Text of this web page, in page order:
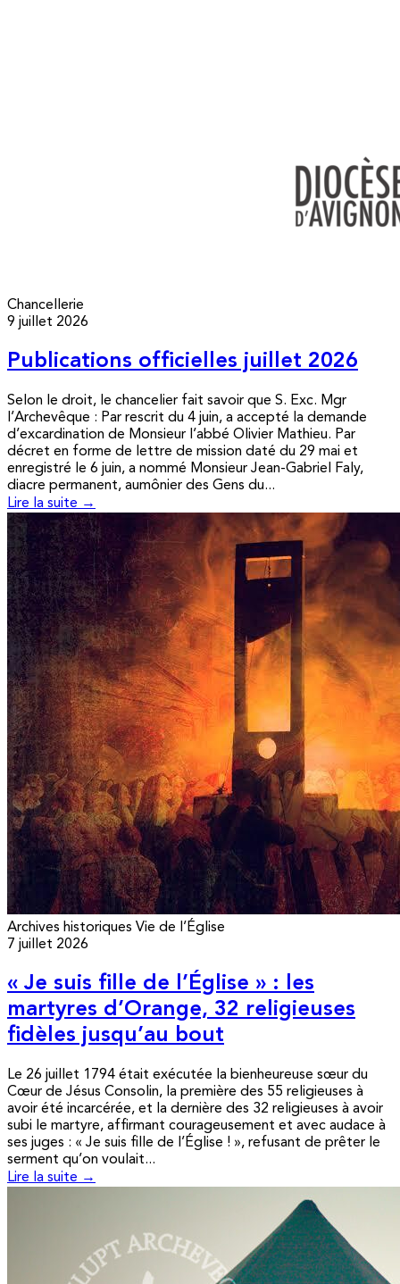
Chancellerie
9 juillet 2026
Publications officielles juillet 2026
Selon le droit, le chancelier fait savoir que S. Exc. Mgr
l’Archevêque : Par rescrit du 4 juin, a accepté la demande
d’excardination de Monsieur l’abbé Olivier Mathieu. Par
décret en forme de lettre de mission daté du 29 mai et
enregistré le 6 juin, a nommé Monsieur Jean-Gabriel Faly,
diacre permanent, aumônier des Gens du...
Lire la suite →
Archives historiques Vie de l’Église
7 juillet 2026
« Je suis fille de l’Église » : les
martyres d’Orange, 32 religieuses
fidèles jusqu’au bout
Le 26 juillet 1794 était exécutée la bienheureuse sœur du
Cœur de Jésus Consolin, la première des 55 religieuses à
avoir été incarcérée, et la dernière des 32 religieuses à avoir
subi le martyre, affirmant courageusement et avec audace à
ses juges : « Je suis fille de l’Église ! », refusant de prêter le
serment qu’on voulait...
Lire la suite →